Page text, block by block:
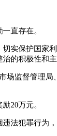
直存在。
实保护国家
的积极性和
场监督管理
20万元。
法犯罪行为